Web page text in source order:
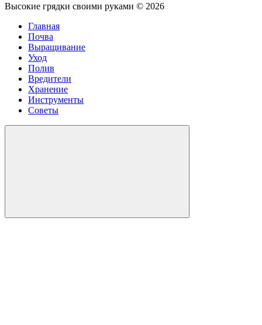
Высокие грядки своими руками © 2026
Главная
Почва
Выращивание
Уход
Полив
Вредители
Хранение
Инструменты
Советы